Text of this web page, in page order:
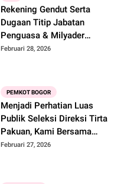
Rekening Gendut Serta
Dugaan Titip Jabatan
Penguasa & Milyader
BKPSDM Adakah Kerugian
Februari 28, 2026
PEMKOT BOGOR
Menjadi Perhatian Luas
Publik Seleksi Direksi Tirta
Pakuan, Kami Bersama
Walikota dan Pansel
Februari 27, 2026